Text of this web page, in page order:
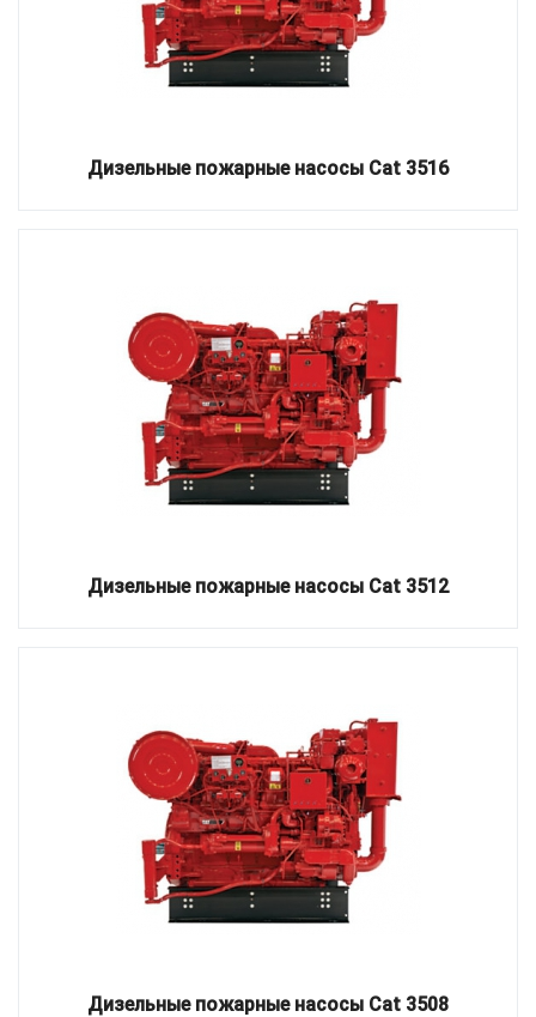
Дизельные пожарные насосы Cat 3516
Дизельные пожарные насосы Cat 3512
Дизельные пожарные насосы Cat 3508